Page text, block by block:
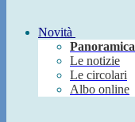
Novità
Panoramica
Le notizie
Le circolari
Albo online